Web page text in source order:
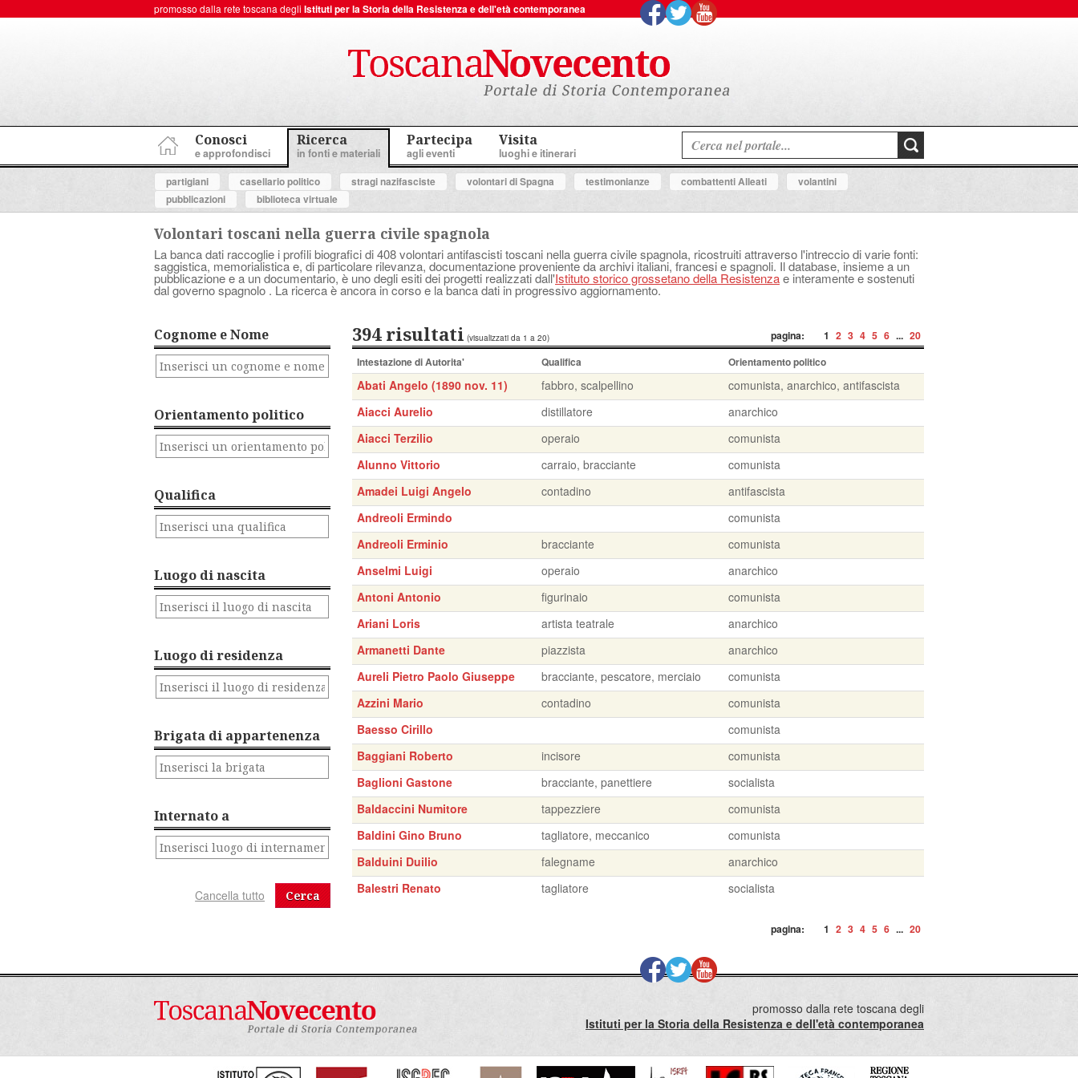
promosso dalla rete toscana degli Istituti per la Storia della Resistenza e dell'età contemporanea
Conosci
e approfondisci
Ricerca
in fonti e materiali
Partecipa
agli eventi
Visita
luoghi e itinerari
partigiani
casellario politico stragi nazifasciste volontari di Spagna testimonianze combattenti Alleati
volantini
pubblicazioni
biblioteca virtuale
Volontari toscani nella guerra civile spagnola
La banca dati raccoglie i profili biografici di 408 volontari antifascisti toscani nella guerra civile spagnola, ricostruiti attraverso l'intreccio di varie fonti:
saggistica, memorialistica e, di particolare rilevanza, documentazione proveniente da archivi italiani, francesi e spagnoli. Il database, insieme a un
pubblicazione e a un documentario, è uno degli esiti dei progetti realizzati dall'Istituto storico grossetano della Resistenzae interamente e sostenuti
dal governo spagnolo . La ricerca è ancora in corso e la banca dati in progressivo aggiornamento.
Cognome e Nome
Orientamento politico
Qualifica
Luogo di nascita
Luogo di residenza
Brigata di appartenenza
Internato a
Cerca
pagina: 1 2 3 4 5 6 ... 20
394 risultati (visualizzati da 1 a 20)
Intestazione di Autorita' Qualifica Orientamento politico
Abati Angelo (1890 nov. 11) fabbro, scalpellino
comunista, anarchico, antifascista
Aiacci Aurelio
distillatore
anarchico
Aiacci Terzilio
operaio
comunista
Alunno Vittorio
carraio, bracciante
comunista
Amadei Luigi Angelo
contadino
antifascista
Andreoli Ermindo
comunista
Andreoli Erminio
bracciante
comunista
Anselmi Luigi
operaio
anarchico
Antoni Antonio
figurinaio
comunista
Ariani Loris
artista teatrale
anarchico
Armanetti Dante
piazzista
anarchico
Aureli Pietro Paolo Giuseppe
bracciante, pescatore, merciaio
comunista
Azzini Mario
contadino
comunista
Baesso Cirillo
comunista
Baggiani Roberto
incisore
comunista
Baglioni Gastone
bracciante, panettiere
socialista
Baldaccini Numitore
tappezziere
comunista
Baldini Gino Bruno
tagliatore, meccanico
comunista
Balduini Duilio
falegname
anarchico
Balestri Renato
tagliatore socialista
pagina: 1 2 3 4 5 6 ... 20
promosso dalla rete toscana degli
Istituti per la Storia della Resistenza e dell'età contemporanea